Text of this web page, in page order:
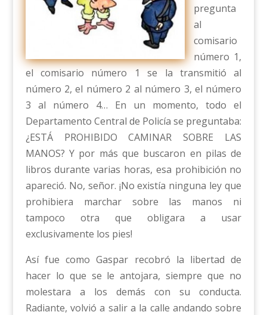
pregunta
al
comisario
número 1,
el comisario número 1 se la transmitió al
número 2, el número 2 al número 3, el número
3 al número 4… En un momento, todo el
Departamento Central de Policía se preguntaba:
¿ESTÁ PROHIBIDO CAMINAR SOBRE LAS
MANOS? Y por más que buscaron en pilas de
libros durante varias horas, esa prohibición no
apareció. No, señor. ¡No existía ninguna ley que
prohibiera marchar sobre las manos ni
tampoco otra que obligara a usar
exclusivamente los pies!
Así fue como Gaspar recobró la libertad de
hacer lo que se le antojara, siempre que no
molestara a los demás con su conducta.
Radiante, volvió a salir a la calle andando sobre